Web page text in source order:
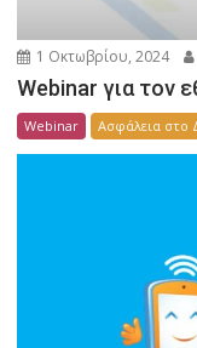
1 Οκτωβρίου, 2024
Webinar για τον
Webinar Ασφάλεια στο